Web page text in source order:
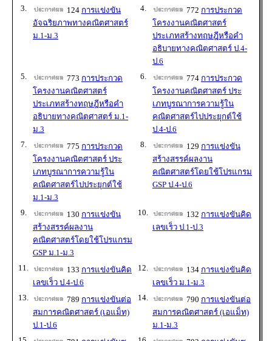
3.
124 การแข่งขัน
อัจฉริยภาพทางคณิตศาสตร์
ม.1-ม.3
4. 772 การประกวด
โครงงานคณิตศาสตร์
ประเภทสร้างทฤษฎีหรือคำ
อธิบายทางคณิตศาสตร์ ป.4-
ป.6
5.
773 การประกวด
โครงงานคณิตศาสตร์
ประเภทสร้างทฤษฎีหรือคำ
อธิบายทางคณิตศาสตร์ ม.1-
ม.3
6. 774 การประกวด
โครงงานคณิตศาสตร์ ประ
เภทบูรณาการความรู้ใน
คณิตศาสตร์ไปประยุกต์ใช้
ป.4-ป.6
7.
775 การประกวด
โครงงานคณิตศาสตร์ ประ
เภทบูรณาการความรู้ใน
คณิตศาสตร์ไปประยุกต์ใช้
ม.1-ม.3
8. 129 การแข่งขัน
สร้างสรรค์ผลงาน
คณิตศาสตร์โดยใช้โปรแกรม
GSP ป.4-ป.6
9. 130 การแข่งขัน
สร้างสรรค์ผลงาน
คณิตศาสตร์โดยใช้โปรแกรม
GSP ม.1-ม.3
10. 132 การแข่งขันคิด
เลขเร็ว ป.1-ป.3
11. 133 การแข่งขันคิด
เลขเร็ว ป.4-ป.6
12. 134 การแข่งขันคิด
เลขเร็ว ม.1-ม.3
13.
789 การแข่งขันต่อ
สมการคณิตศาสตร์ (เอแม็ท)
ป.1-ป.6
14. 790 การแข่งขันต่อ
สมการคณิตศาสตร์ (เอแม็ท)
ม.1-ม.3